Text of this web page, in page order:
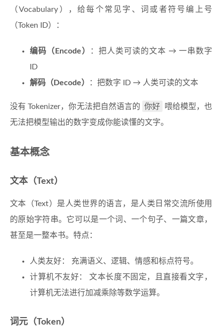
（Vocabulary），给每个常见字、词或者符号编上号
（Token ID）：
编码（Encode）
：把人类可读的文本 → 一串数字
ID
解码（Decode）
：把数字 ID → 人类可读的文本
没有 Tokenizer，你无法把自然语言的 你好
喂给模型，也
无法把模型输出的数字变成你能读懂的文字。
基本概念
文本（Text）
文本（Text）是人类世界的语言，是人类日常交流所使用
的原始字符串。它可以是一个词、一个句子、一篇文章，
甚至是一整本书。特点：
人类友好： 充满语义、逻辑、情感和标点符号。
计算机不友好： 文本长度不固定，且直接看文字，
计算机无法进行加减乘除等数学运算。
词元（Token）